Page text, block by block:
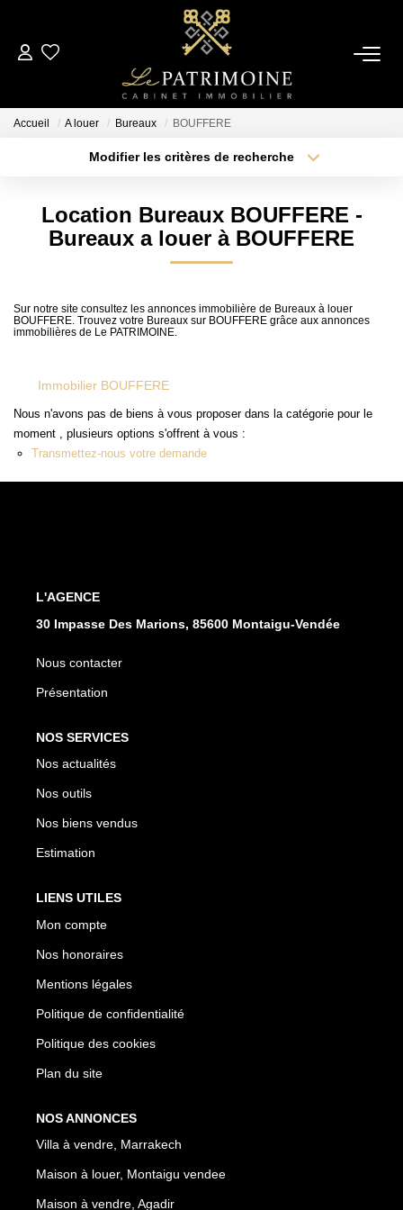
ACCUEIL
Ventes
ESTIMATION
ALERTE MAIL
CONTACT
Accueil A louer Bureaux BOUFFERE
Modifier les critères de recherche
Sélectionnez...
Type de bien
Surface min
Créer une alerte
Location Bureaux BOUFFERE -
Bureaux a louer à BOUFFERE
Sur notre site consultez les annonces immobilière de Bureaux à louer
BOUFFERE. Trouvez votre Bureaux sur BOUFFERE grâce aux annonces
immobilières de Le PATRIMOINE.
Immobilier BOUFFERE
Nous n'avons pas de biens à vous proposer dans la catégorie pour le
moment , plusieurs options s'offrent à vous :
Transmettez-nous votre demande
L'AGENCE
30 Impasse Des Marions, 85600 Montaigu-Vendée
Nous contacter
Présentation
NOS SERVICES
Nos actualités
Nos outils
Nos biens vendus
Estimation
LIENS UTILES
Mon compte
Nos honoraires
Mentions légales
Politique de confidentialité
Politique des cookies
Plan du site
NOS ANNONCES
Villa à vendre, Marrakech
Maison à louer, Montaigu vendee
Maison à vendre, Agadir